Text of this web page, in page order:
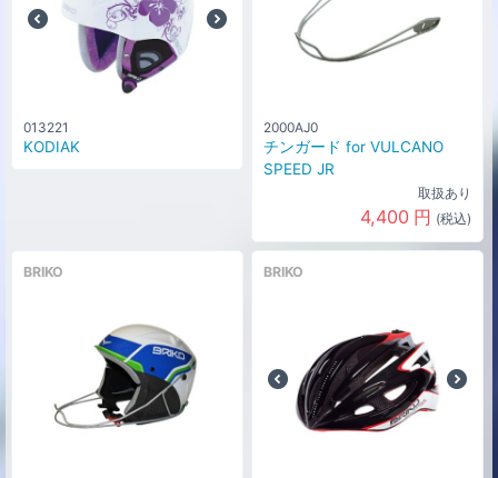
013221
KODIAK
2000AJ0
チンガード for VULCANO
SPEED JR
取扱あり
4,400 円 (税込)
BRIKO BRIKO